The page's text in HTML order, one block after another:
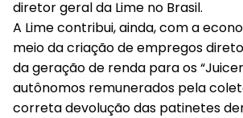
diretor geral da Lime no Brasil.
A Lime contribui, ainda, com a
meio da criação de empregos
da geração de renda para os
autônomos remunerados pela
correta devolução das patinetes